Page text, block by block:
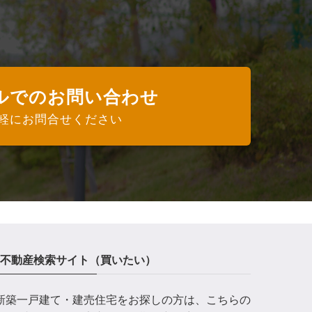
でのお問い合わせ
にお問合せください
不動産検索サイト（買いたい）
築一戸建て・建売住宅をお探しの方は、こちらの